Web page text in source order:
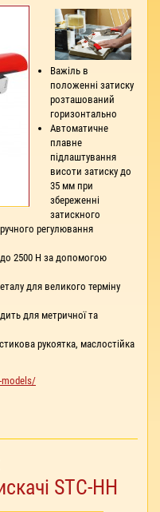
Важіль в
положенні затиску
розташований
горизонтально
Автоматичне
плавне
підлаштування
висоти затиску до
35 мм при
збереженні
затискного
регулювання
2500 Н за допомогою
для великого терміну
для метричної та
рукоятка, маслостійка
models/
STC-HH